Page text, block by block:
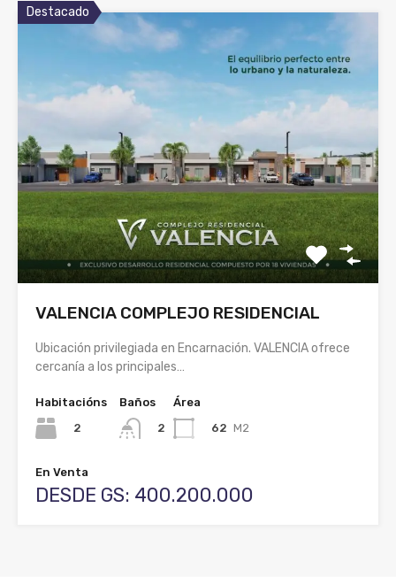
Destacado
VALENCIA COMPLEJO RESIDENCIAL
Ubicación privilegiada en Encarnación. VALENCIA ofrece
cercanía a los principales…
Habitacións
2
Baños
2
Área
62 M2
En Venta
DESDE GS: 400.200.000